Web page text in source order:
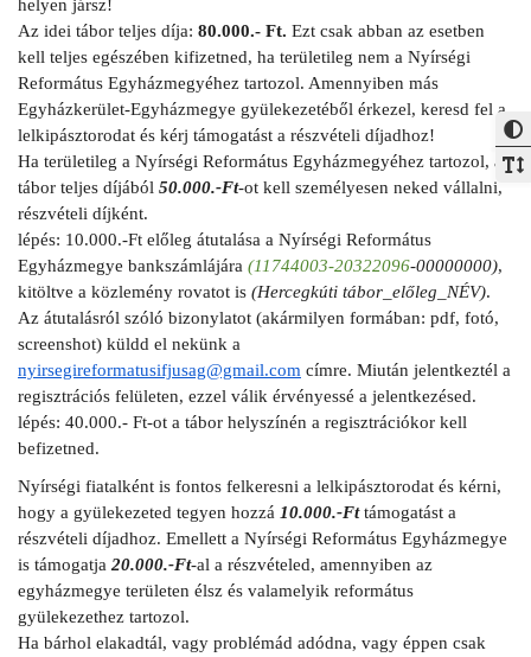
helyen jársz!
Az idei tábor teljes díja: 80.000.- Ft. Ezt csak abban az esetben
kell teljes egészében kifizetned, ha területileg nem a Nyírségi
Református Egyházmegyéhez tartozol. Amennyiben más
Egyházkerület-Egyházmegye gyülekezetéből érkezel, keresd fel a
lelkipásztorodat és kérj támogatást a részvételi díjadhoz!
Ha területileg a Nyírségi Református Egyházmegyéhez tartozol, a
tábor teljes díjából 50.000.-Ft-ot kell személyesen neked vállalni,
részvételi díjként.
lépés: 10.000.-Ft előleg átutalása a Nyírségi Református
Egyházmegye bankszámlájára (11744003-20322096-00000000),
kitöltve a közlemény rovatot is (Hercegkúti tábor_előleg_NÉV).
Az átutalásról szóló bizonylatot (akármilyen formában: pdf, fotó,
nyirsegireformatusifjusag@gmail.com címre. Miután jelentkeztél a
regisztrációs felületen, ezzel válik érvényessé a jelentkezésed.
lépés: 40.000.- Ft-ot a tábor helyszínén a regisztrációkor kell
befizetned.
Nyírségi fiatalként is fontos felkeresni a lelkipásztorodat és kérni,
hogy a gyülekezeted tegyen hozzá 10.000.-Ft támogatást a
részvételi díjadhoz. Emellett a Nyírségi Református Egyházmegye
is támogatja 20.000.-Ft-al a részvételed, amennyiben az
egyházmegye területen élsz és valamelyik református
gyülekezethez tartozol.
Ha bárhol elakadtál, vagy problémád adódna, vagy éppen csak